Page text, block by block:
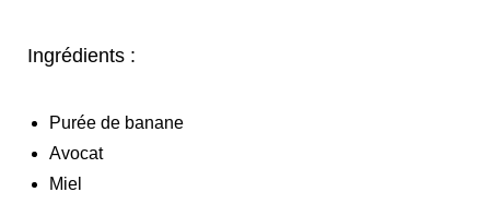
Ingrédients :
Purée de banane
Avocat
Miel